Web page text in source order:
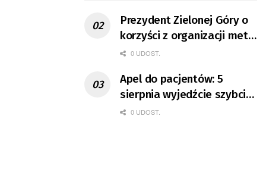
Prezydent Zielonej Góry o
korzyści z organizacji mety
Tour de Pologne
0 UDOST.
Apel do pacjentów: 5
sierpnia wyjedźcie szybciej
z domów
0 UDOST.